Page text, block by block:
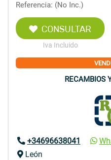
Referencia: (No Inc.)
CONSULTAR
Iva Incluido
RECAMBIOS
+34696638041
León